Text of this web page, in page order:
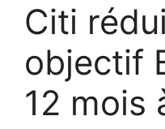
Citi
objectif
12 mois